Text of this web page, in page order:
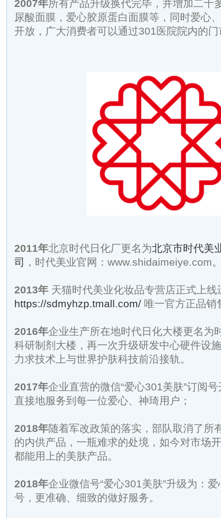
2007年所有产品升级换代完毕，并增加二十
尿酸面膜，爱心胶原蛋白面膜等，同时爱心
开放，广大消费者可以通过301医院院内的
2011年北京时代日化厂更名为北京市时代美
司
，时代美业官网：www.shidaimeiye.com
2013年 天猫时代美业化妆品专营店正式上线
https://sdmyhzp.tmall.com/唯一官方正品销
2016年企业生产所在地时代日化大楼更名为
科研制剂大楼，再一次升级研发中心硬件设
力求技术上与世界护肤科技前沿接轨。
2017年企业直营的微信“爱心301美肤”订阅
直接地服务到每一位爱心、神琦用户；
2018年随着军改政策的落实，部队取消了所
的内供产品，一瓶难求的处境，如今对市场
都能用上的美肤产品。
2018年企业微信号“爱心301美肤”升级为：
号，更准确、细致的做好服务。